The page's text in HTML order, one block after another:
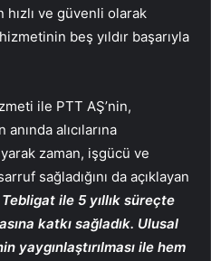
hızlı ve güvenli olarak
beş yıldır başarıyla
ile PTT AŞ’nin,
alıcılarına
zaman, işgücü ve
sağladığını da açıklayan
ile 5 yıllık süreçte
katkı sağladık. Ulusal
yaygınlaştırılması ile hem